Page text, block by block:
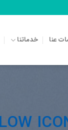
عنا خدماتنا